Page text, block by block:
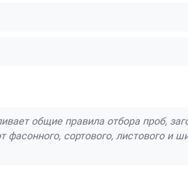
общие правила отбора проб,
фасонного, сортового, листового и